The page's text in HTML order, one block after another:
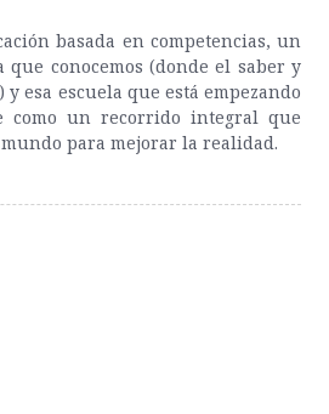
basada en competencias, un
conocemos (donde el saber y
esa escuela que está empezando
como un recorrido integral que
para mejorar la realidad.